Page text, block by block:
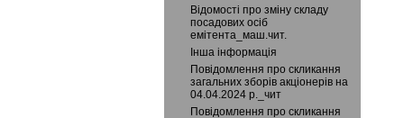
Відомості про зміну складу
посадових осіб
емітента_маш.чит.
Інша інформація
Повідомлення про скликання
загальних зборів акціонерів на
04.04.2024 р._чит
Повідомлення про скликання